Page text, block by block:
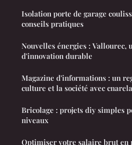
Isolation porte de garage
conseils pratiques
Nouvelles énergies : Vallourec,
d'innovation durable
Magazine d'informations : un
culture et la société avec
Bricolage : projets diy simples
niveaux
Optimiser votre salaire brut en